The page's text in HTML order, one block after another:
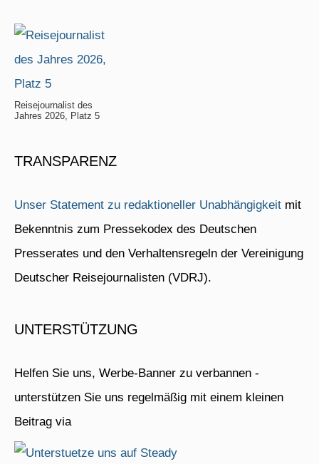
Reisejournalist des
Jahres 2026, Platz 5
TRANSPARENZ
Unser Statement zu redaktioneller Unabhängigkeit mit
Bekenntnis zum Pressekodex des Deutschen
Presserates und den Verhaltensregeln der Vereinigung
Deutscher Reisejournalisten (VDRJ).
UNTERSTÜTZUNG
Helfen Sie uns, Werbe-Banner zu verbannen -
unterstützen Sie uns regelmäßig mit einem kleinen
Beitrag via